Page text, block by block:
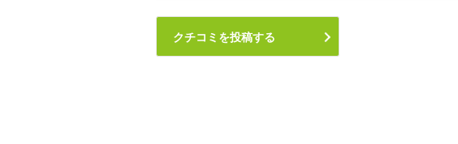
クチコミを投稿する